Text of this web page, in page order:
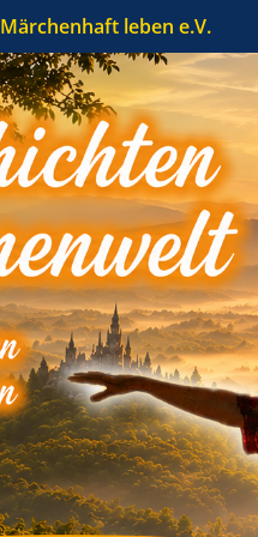
Märchenhaft leben e.V.